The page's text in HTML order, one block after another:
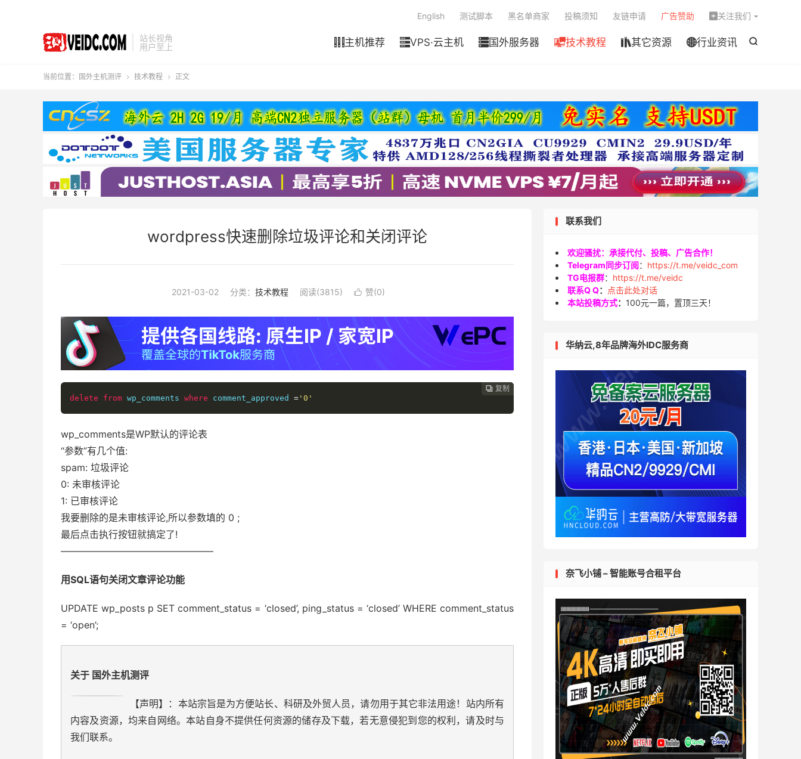
站长视角
用户至上

主机推荐 VPS·云主机 国外服务器 技术教程 其它资源 行业资讯
English 测试脚本 黑名单商家 投稿须知 友链申请 广告赞助  关注我们
当前位置： 国外主机测评  技术教程  正文
wordpress快速删除垃圾评论和关闭评论
2021-03-02 分类： 技术教程 阅读(3815)  赞(0)
 复制
 复制
 复制
delete
from wp_comments where comment_approved = '0'
wp_comments是WP默认的评论表
“参数”有几个值:
spam: 垃圾评论
0: 未审核评论
1: 已审核评论
我要删除的是未审核评论,所以参数填的 0 ;
最后点击执行按钮就搞定了!
————————————————
用SQL语句关闭文章评论功能
UPDATE wp_posts p SET comment_status = ‘closed’, ping_status = ‘closed’ WHERE comment_status
= ‘open’;
关于 国外主机测评
【声明】：本站宗旨是为方便站长、科研及外贸人员，请勿用于其它非法用途！站内所有
内容及资源，均来自网络。本站自身不提供任何资源的储存及下载，若无意侵犯到您的权利，请及时与
我们联系。
联系我们
欢迎骚扰：承接代付、投稿、广告合作！
Telegram同步订阅： https://t.me/veidc_com
TG电报群： https://t.me/veidc
联系Q Q：
点击此处对话
本站投稿方式： 100元一篇，置顶三天！
华纳云,8年品牌海外IDC服务商
奈飞小铺 – 智能账号合租平台